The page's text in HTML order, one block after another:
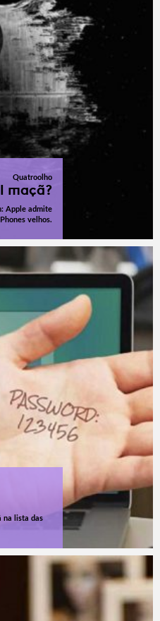
Quatroolho
maçã?
Apple admite
velhos.
na lista das